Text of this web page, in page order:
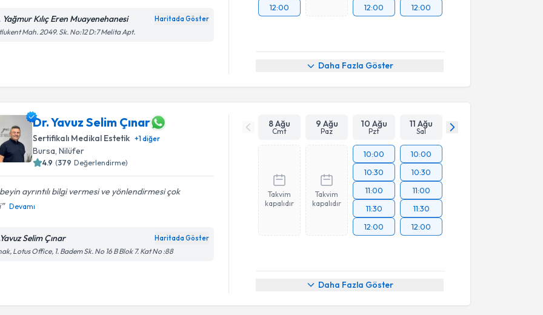
Yağmur Kılıç Eren Muayenehanesi Haritada Göster
Mah. 2049. Sk. No:12 D:7 Melita Apt.
12:00
12:00
12:00
Daha Fazla Göster
Dr. Yavuz Selim Çınar
Sertifikalı Medikal Estetik +1diğer
Bursa ,Nilüfer
4.9 (379 Değerlendirme)
ayrıntılı bilgi vermesi ve yönlendirmesi çok
Devamı
Selim Çınar Haritada Göster
Lotus Office, 1. Badem Sk. No 16 B Blok 7. Kat No :88
8 Ağu
Cmt
9 Ağu
Paz
10 Ağu
Pzt
11 Ağu
Sal
Takvim
kapalıdır
Takvim
kapalıdır
10:00
10:30
11:00
11:30
12:00
10:00
10:30
11:00
11:30
12:00
Daha Fazla Göster